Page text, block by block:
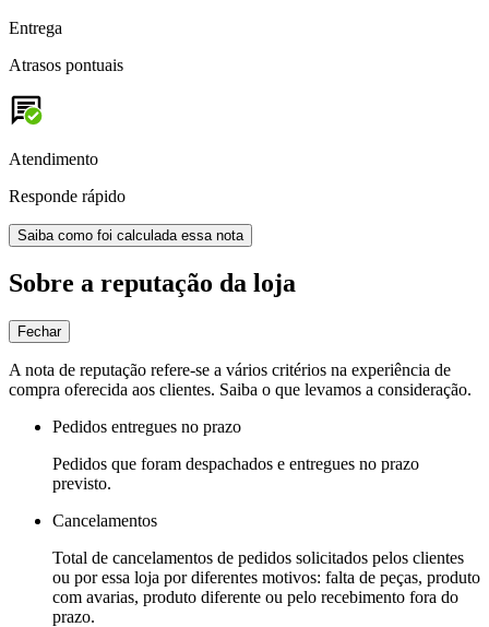
Entrega
Atrasos pontuais
Atendimento
Responde rápido
Saiba como foi calculada essa nota
Sobre a reputação da loja
Fechar
A nota de reputação refere-se a vários critérios na experiência de
compra oferecida aos clientes. Saiba o que levamos a consideração.
Pedidos entregues no prazo
Pedidos que foram despachados e entregues no prazo
previsto.
Cancelamentos
Total de cancelamentos de pedidos solicitados pelos clientes
ou por essa loja por diferentes motivos: falta de peças, produto
com avarias, produto diferente ou pelo recebimento fora do
prazo.